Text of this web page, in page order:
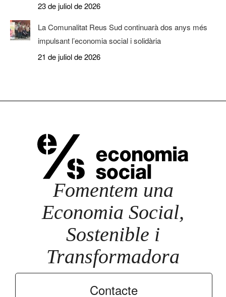
23 de juliol de 2026
La Comunalitat Reus Sud continuarà dos anys més
impulsant l’economia social i solidària
21 de juliol de 2026
Fomentem una
Economia Social,
Sostenible i
Transformadora
Contacte